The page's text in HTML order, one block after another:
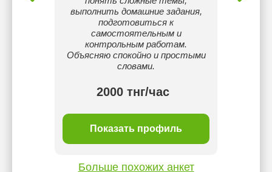
выполнить домашние задания,
подготовиться к
самостоятельным и
контрольным работам.
Объясняю спокойно и простыми
словами.
2000 тнг/час
Показать профиль
Больше похожих анкет